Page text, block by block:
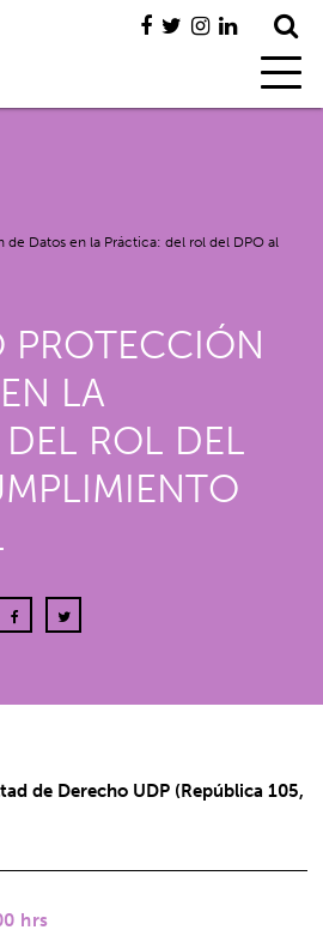
de Datos en la Práctica: del rol del DPO al
PROTECCIÓN
LA
ROL DEL
de Derecho UDP (República 105,
hrs